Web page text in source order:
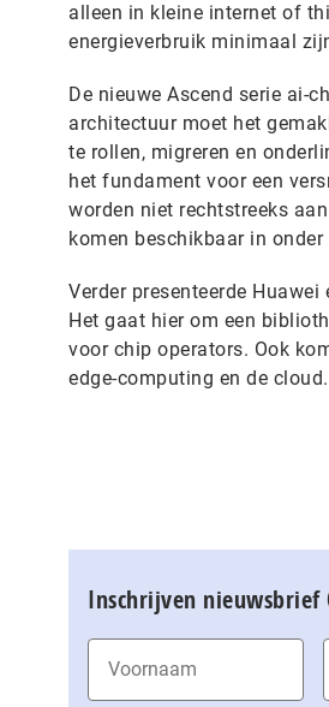
alleen in kleine internet of
energieverbruik minimaal
De nieuwe Ascend serie ai-
architectuur moet het
te rollen, migreren en
het fundament voor een
worden niet rechtstreeks
komen beschikbaar in
Verder presenteerde
Het gaat hier om een
voor chip operators. Ook
edge-computing en de cloud.
Inschrijven nieuwsbrief